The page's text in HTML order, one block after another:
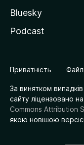
Bluesky
Podcast
Приватність
За винятком випадків
сайту ліцензовано
Commons Attribution
якою новішою